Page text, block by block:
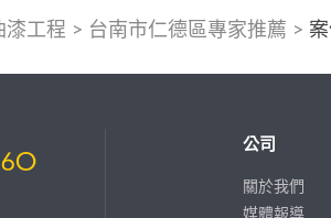
漆工程 > 台南市仁德區專家推薦 >
公司
關於我們
媒體報導